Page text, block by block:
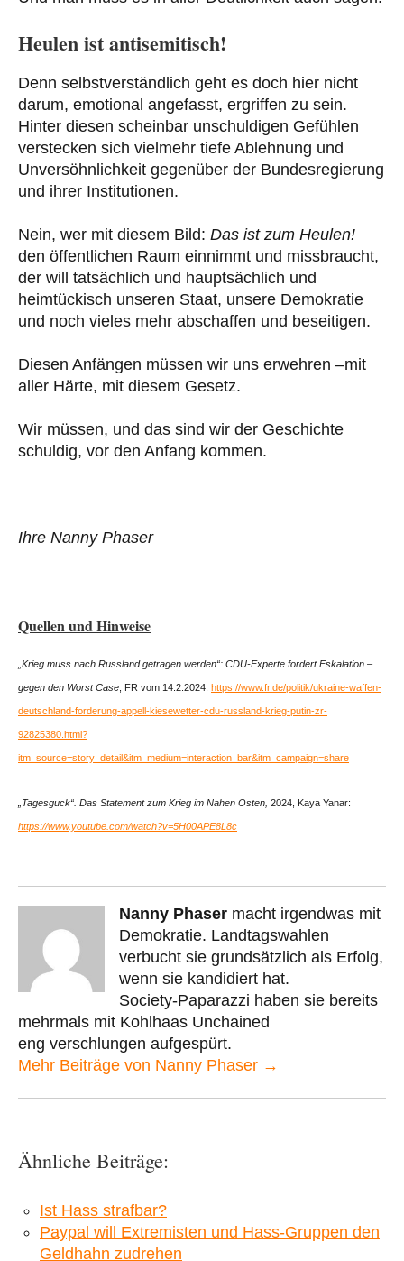
Heulen ist antisemitisch!
Denn selbstverständlich geht es doch hier nicht
darum, emotional angefasst, ergriffen zu sein.
Hinter diesen scheinbar unschuldigen Gefühlen
verstecken sich vielmehr tiefe Ablehnung und
Unversöhnlichkeit gegenüber der Bundesregierung
und ihrer Institutionen.
Nein, wer mit diesem Bild: Das ist zum Heulen!
den öffentlichen Raum einnimmt und missbraucht,
der will tatsächlich und hauptsächlich und
heimtückisch unseren Staat, unsere Demokratie
und noch vieles mehr abschaffen und beseitigen.
Diesen Anfängen müssen wir uns erwehren –mit
aller Härte, mit diesem Gesetz.
Wir müssen, und das sind wir der Geschichte
schuldig, vor den Anfang kommen.
Ihre Nanny Phaser
Quellen und Hinweise
„Krieg muss nach Russland getragen werden“: CDU-Experte fordert Eskalation –
gegen den Worst Case , FR vom 14.2.2024: https://www.fr.de/politik/ukraine-waffen-
deutschland-forderung-appell-kiesewetter-cdu-russland-krieg-putin-zr-
92825380.html?
itm_source=story_detail&itm_medium=interaction_bar&itm_campaign=share
„Tagesguck“. Das Statement zum Krieg im Nahen Osten, 2024, Kaya Yanar:
https://www.youtube.com/watch?v=5H00APE8L8c
Nanny Phaser macht irgendwas mit
Demokratie. Landtagswahlen
verbucht sie grundsätzlich als Erfolg,
wenn sie kandidiert hat.
Society-Paparazzi haben sie bereits
mehrmals mit Kohlhaas Unchained
eng verschlungen aufgespürt.
Mehr Beiträge von Nanny Phaser →
Ähnliche Beiträge:
Ist Hass strafbar?
Paypal will Extremisten und Hass-Gruppen den
Geldhahn zudrehen